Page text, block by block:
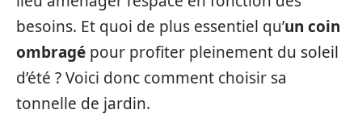
besoins. Et quoi de plus essentiel qu’un coin
ombragé pour profiter pleinement du soleil
d’été ? Voici donc comment choisir sa
tonnelle de jardin.